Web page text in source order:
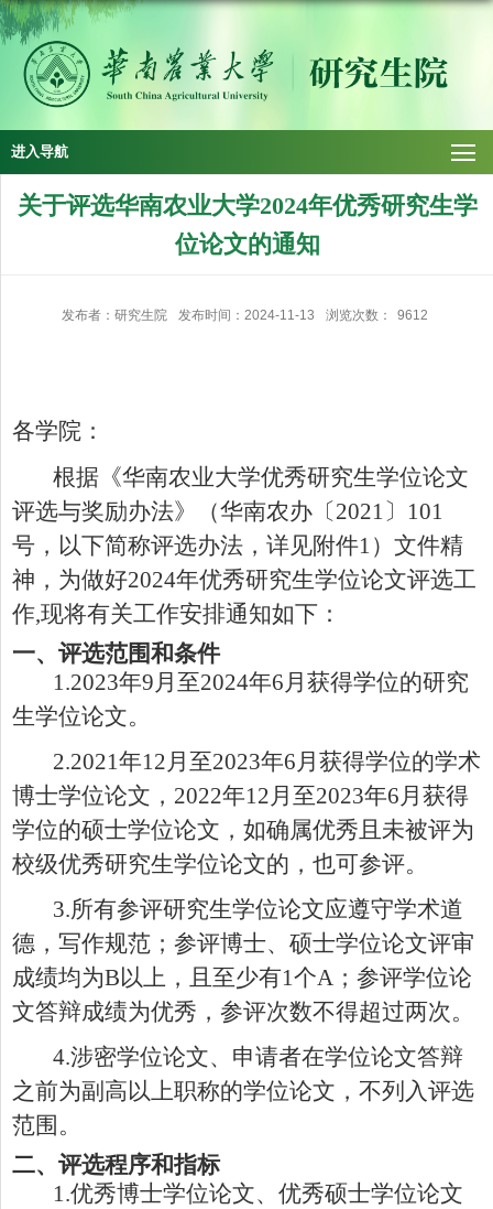
进入导航
关于评选华南农业大学2024年优秀研究生学
位论文的通知
发布者：研究生院 发布时间：2024-11-13 浏览次数： 9612
各学院：
根据《华南农业大学优秀研究生学位论文
评选与奖励办法》（华南农办〔2021〕 101
号，以下简称评选办法，详见附件1）文件精
神，为做好2024年优秀研究生学位论文评选工
作,现将有关工作安排通知如下：
一、评选范围和条件
1.2023年9月至2024年6月获得学位的研究
生学位论文。
2.2021年12月至2023年6月获得学位的学术
博士学位论文， 2022年12月至2023年6月获得
学位的硕士学位论文，如确属优秀且未被评为
校级优秀研究生学位论文的，也可参评。
3.所有参评研究生学位论文应遵守学术道
德，写作规范；参评博士、硕士学位论文评审
成绩均为B以上，且至少有1个A ；参评学位论
文答辩成绩为优秀，参评次数不得超过两次。
4.涉密学位论文、申请者在学位论文答辩
之前为副高以上职称的学位论文，不列入评选
范围。
二、评选程序和指标
1.优秀博士学位论文、优秀硕士学位论文